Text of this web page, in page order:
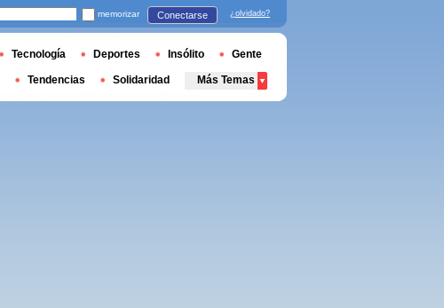
memorizar Conectarse ¿olvidado?
Tecnología Deportes Insólito Gente
Tendencias Solidaridad Más Temas